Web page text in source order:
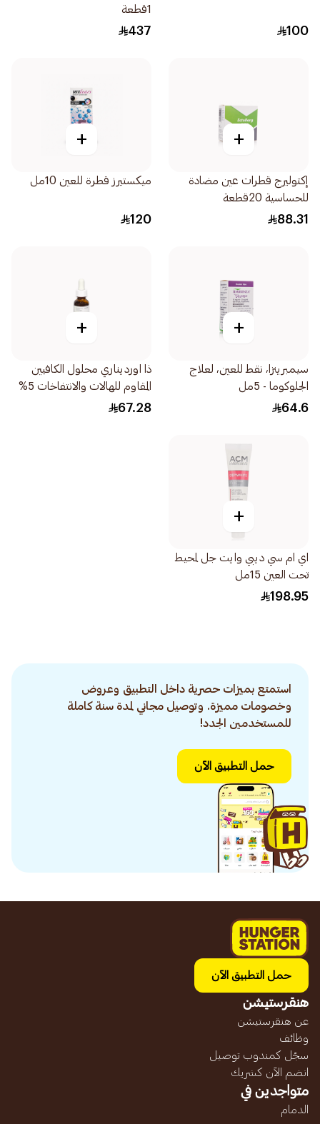
100
1قطعة
437
+
إكتوليرج قطرات عين مضادة
للحساسية 20قطعة
88.31
+
ميكستيرز قطرة للعين 10مل
120
+
سيمبرينزا، نقط للعين، لعلاج
الجلوكوما - 5مل
64.6
+
ذا اورديناري محلول الكافيين
المقاوم للهالات والانتفاخات 5%
+ 30مل
67.28
+
اي ام سي ديبي وايت جل لمحيط
تحت العين 15مل
198.95
استمتع بميزات حصرية داخل التطبيق وعروض
وخصومات مميزة. وتوصيل مجاني لمدة سنة كاملة
للمستخدمين الجدد!
حمل التطبيق الآن
حمل التطبيق الآن
هنقرستيشن
عن هنقرستيشن
وظائف
سجّل كمندوب توصيل
انضم الآن كشريك
متواجدين في
الدمام